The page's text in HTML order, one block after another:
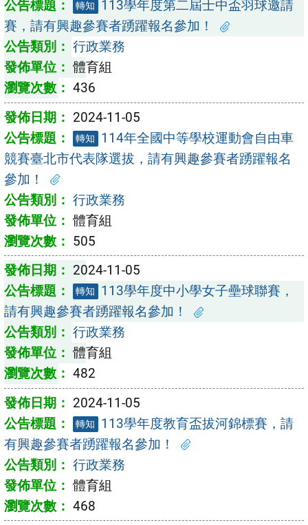
轉知
113學年度第二屆士中盃羽球邀請
賽，請有興趣參賽者踴躍報名參加！
行政業務
體育組
436
2024-11-05
轉知
114年全國中等學校運動會自由車
競賽臺北市代表隊選拔，請有興趣參賽者踴躍報名
參加！
行政業務
體育組
505
2024-11-05
轉知
113學年度中小學女子壘球聯賽，
請有興趣參賽者踴躍報名參加！
行政業務
體育組
482
2024-11-05
轉知
113學年度教育盃拔河錦標賽，請
有興趣參賽者踴躍報名參加！
行政業務
體育組
468